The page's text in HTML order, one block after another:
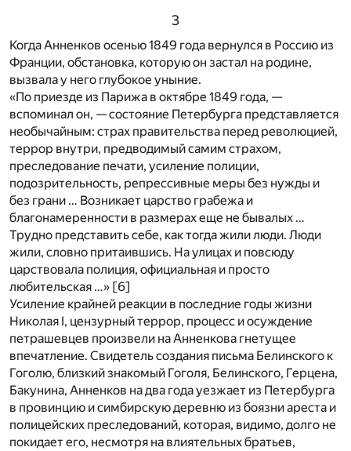
3
Когда Анненков осенью 1849 года вернулся в Россию из
Франции, обстановка, которую он застал на родине,
вызвала у него глубокое уныние.
«По приезде из Парижа в октябре 1849 года, —
вспоминал он, — состояние Петербурга представляется
необычайным: страх правительства перед революцией,
террор внутри, предводимый самим страхом,
преследование печати, усиление полиции,
подозрительность, репрессивные меры без нужды и
без грани … Возникает царство грабежа и
благонамеренности в размерах еще не бывалых …
Трудно представить себе, как тогда жили люди. Люди
жили, словно притаившись. На улицах и повсюду
царствовала полиция, официальная и просто
любительская …» [6]
Усиление крайней реакции в последние годы жизни
Николая I, цензурный террор, процесс и осуждение
петрашевцев произвели на Анненкова гнетущее
впечатление. Свидетель создания письма Белинского к
Гоголю, близкий знакомый Гоголя, Белинского, Герцена,
Бакунина, Анненков на два года уезжает из Петербурга
в провинцию и симбирскую деревню из боязни ареста и
полицейских преследований, которая, видимо, долго не
покидает его, несмотря на влиятельных братьев,